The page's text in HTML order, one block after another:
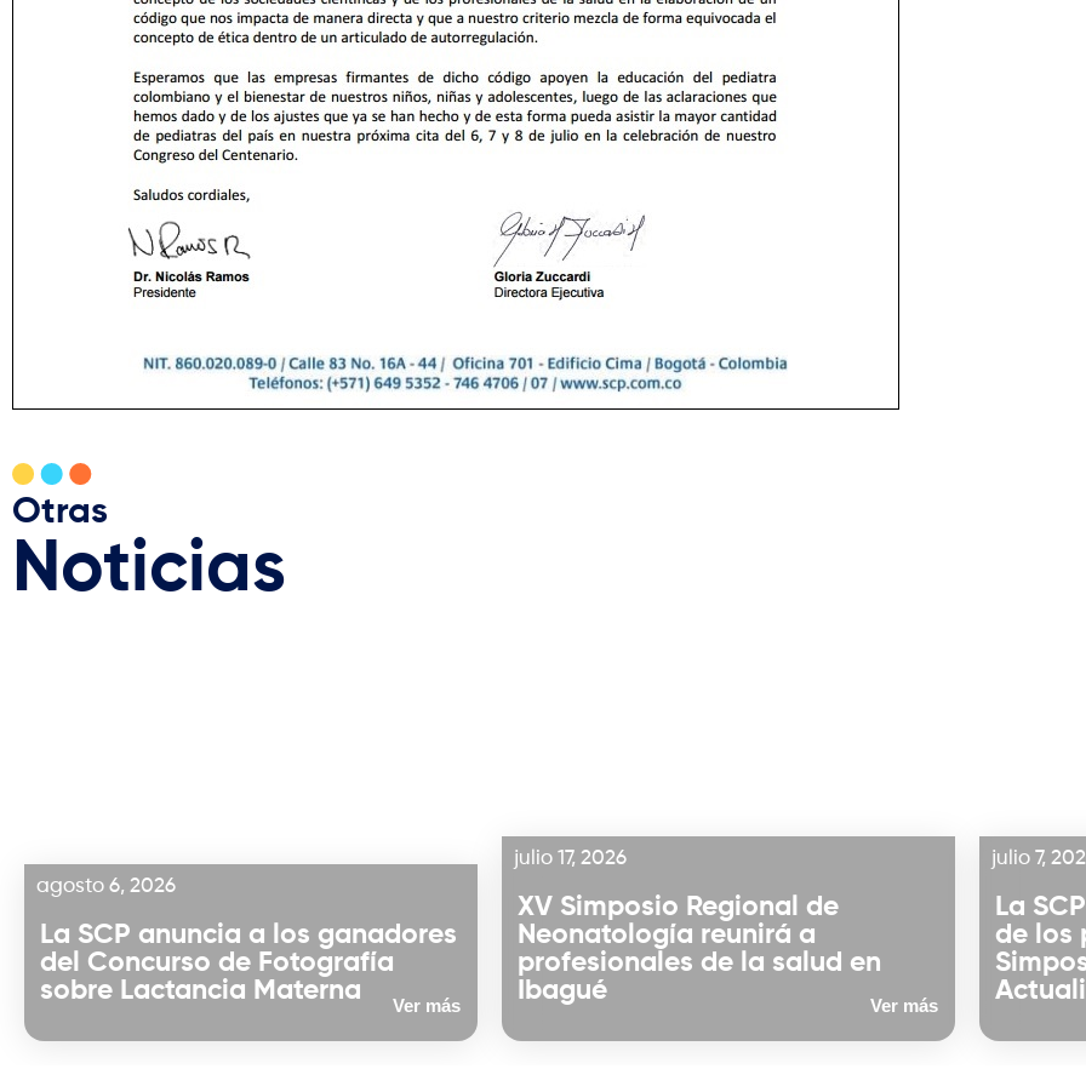
Otras
Noticias
agosto 6, 2026
La SCP anuncia a los ganadores
del Concurso de Fotografía
sobre Lactancia Materna
Ver más
julio 17, 2026
XV Simposio Regional de
Neonatología reunirá a
profesionales de la salud en
Ibagué
Ver más
julio 7,
La
de los